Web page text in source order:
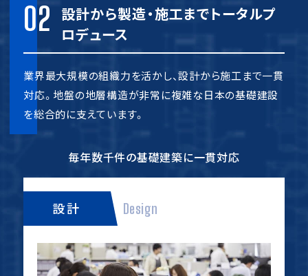
02
設計から製造・施工までトータルプ
ロデュース
業界最大規模の組織力を活かし、設計から施工まで一貫
対応。地盤の地層構造が非常に複雑な日本の基礎建設
を総合的に支えています。
毎年数千件の基礎建築に一貫対応
設計 Design